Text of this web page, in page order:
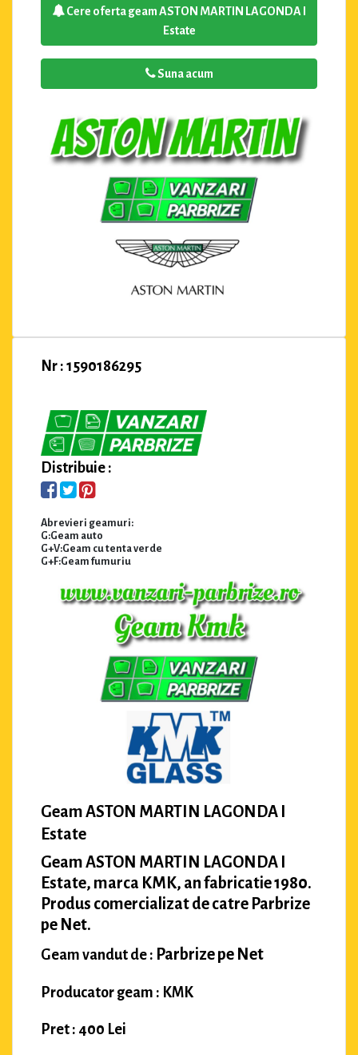
Cere oferta geam ASTON MARTIN LAGONDA I
Estate
Suna acum
Nr : 1590186295
Distribuie :
Abrevieri geamuri:
G:Geam auto
G+V:Geam cu tenta verde
G+F:Geam fumuriu
Geam ASTON MARTIN LAGONDA I
Estate
Geam ASTON MARTIN LAGONDA I
Estate, marca KMK, an fabricatie 1980.
Produs comercializat de catre Parbrize
pe Net.
Geam vandut de : Parbrize pe Net
Producator geam : KMK
Pret : 400 Lei